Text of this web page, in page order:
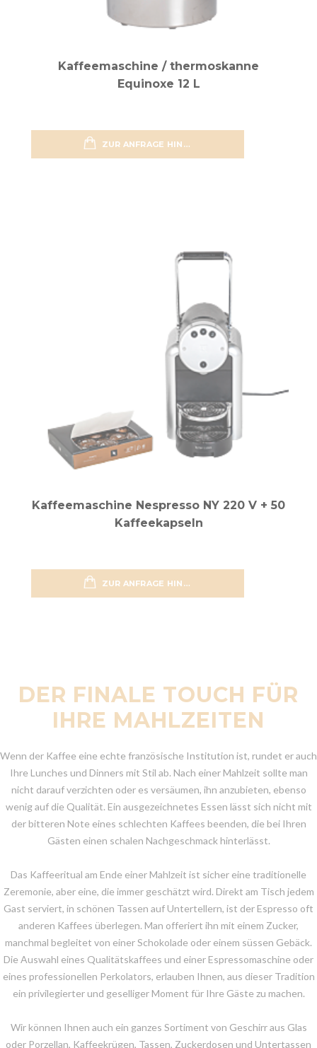
Kaffeemaschine / thermoskanne
Equinoxe 12 L
ZUR ANFRAGE HINZUFÜGEN
Kaffeemaschine Nespresso NY 220 V + 50
Kaffeekapseln
ZUR ANFRAGE HINZUFÜGEN
DER FINALE TOUCH FÜR
IHRE MAHLZEITEN
Wenn der Kaffee eine echte französische Institution ist, rundet er auch
Ihre Lunches und Dinners mit Stil ab. Nach einer Mahlzeit sollte man
nicht darauf verzichten oder es versäumen, ihn anzubieten, ebenso
wenig auf die Qualität. Ein ausgezeichnetes Essen lässt sich nicht mit
der bitteren Note eines schlechten Kaffees beenden, die bei Ihren
Gästen einen schalen Nachgeschmack hinterlässt.
Das Kaffeeritual am Ende einer Mahlzeit ist sicher eine traditionelle
Zeremonie, aber eine, die immer geschätzt wird. Direkt am Tisch jedem
Gast serviert, in schönen Tassen auf Untertellern, ist der Espresso oft
anderen Kaffees überlegen. Man offeriert ihn mit einem Zucker,
manchmal begleitet von einer Schokolade oder einem süssen Gebäck.
Die Auswahl eines Qualitätskaffees und einer Espressomaschine oder
eines professionellen Perkolators, erlauben Ihnen, aus dieser Tradition
ein privilegierter und geselliger Moment für Ihre Gäste zu machen.
Wir können Ihnen auch ein ganzes Sortiment von Geschirr aus Glas
oder Porzellan, Kaffeekrügen, Tassen, Zuckerdosen und Untertassen